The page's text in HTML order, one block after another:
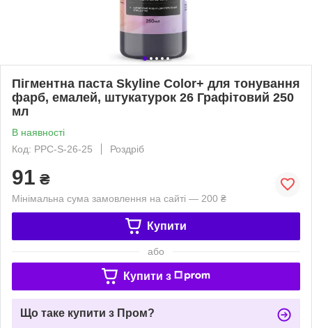
Пігментна паста Skyline Color+ для тонування
фарб, емалей, штукатурок 26 Графітовий 250
мл
В наявності
Код: PPC-S-26-25
Роздріб
91 ₴
Мінімальна сума замовлення на сайті — 200 ₴
Купити
або
Купити з
Що таке купити з Пром?